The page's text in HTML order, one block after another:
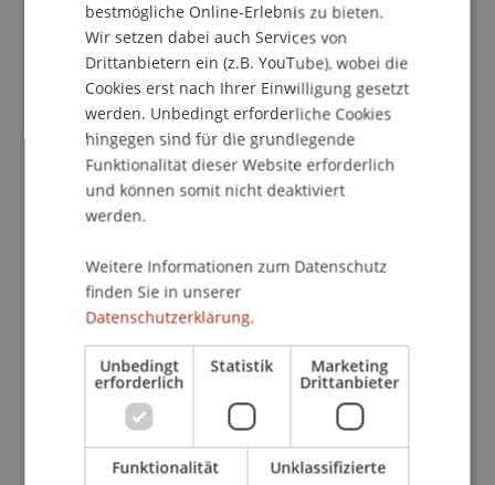
School/Professur:
Institut für Finanzdienstleistungen
Donnerstag, den 11.04.2013wirdDr. Ernst J.
Walch , MCJ, Rechtsanwalt und ehemaliger
Aussenminister des Fürstentums Liechtensteins
an der Universität zum ThemaDas
liechtensteinische Trustrecht aus der Sicht der
Dazu möchten wir alle Interessenten herzlich
. Im Anschluss an das Gespräch freuen
wir uns auf ein gemütliches Beisammensein bei
einem kleinen Imbiss, und auf spannende
Begegnungen und Diskussionen.
bestmögliche Online-Erlebnis zu bieten.
Wir setzen dabei auch Services von
Drittanbietern ein (z.B. YouTube), wobei die
Cookies erst nach Ihrer Einwilligung gesetzt
werden. Unbedingt erforderliche Cookies
hingegen sind für die grundlegende
Funktionalität dieser Website erforderlich
und können somit nicht deaktiviert
werden.
Weitere Informationen zum Datenschutz
finden Sie in unserer
Datenschutzerklärung.
Unbedingt
erforderlich
Statistik Marketing
Drittanbieter
Funktionalität Unklassifizierte